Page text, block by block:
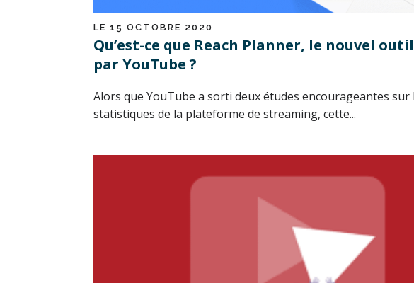
LE 15 OCTOBRE 2020
Qu’est-ce que Reach Planner, le nouvel
par YouTube ?
Alors que YouTube a sorti deux études encourageantes sur
statistiques de la plateforme de streaming, cette...